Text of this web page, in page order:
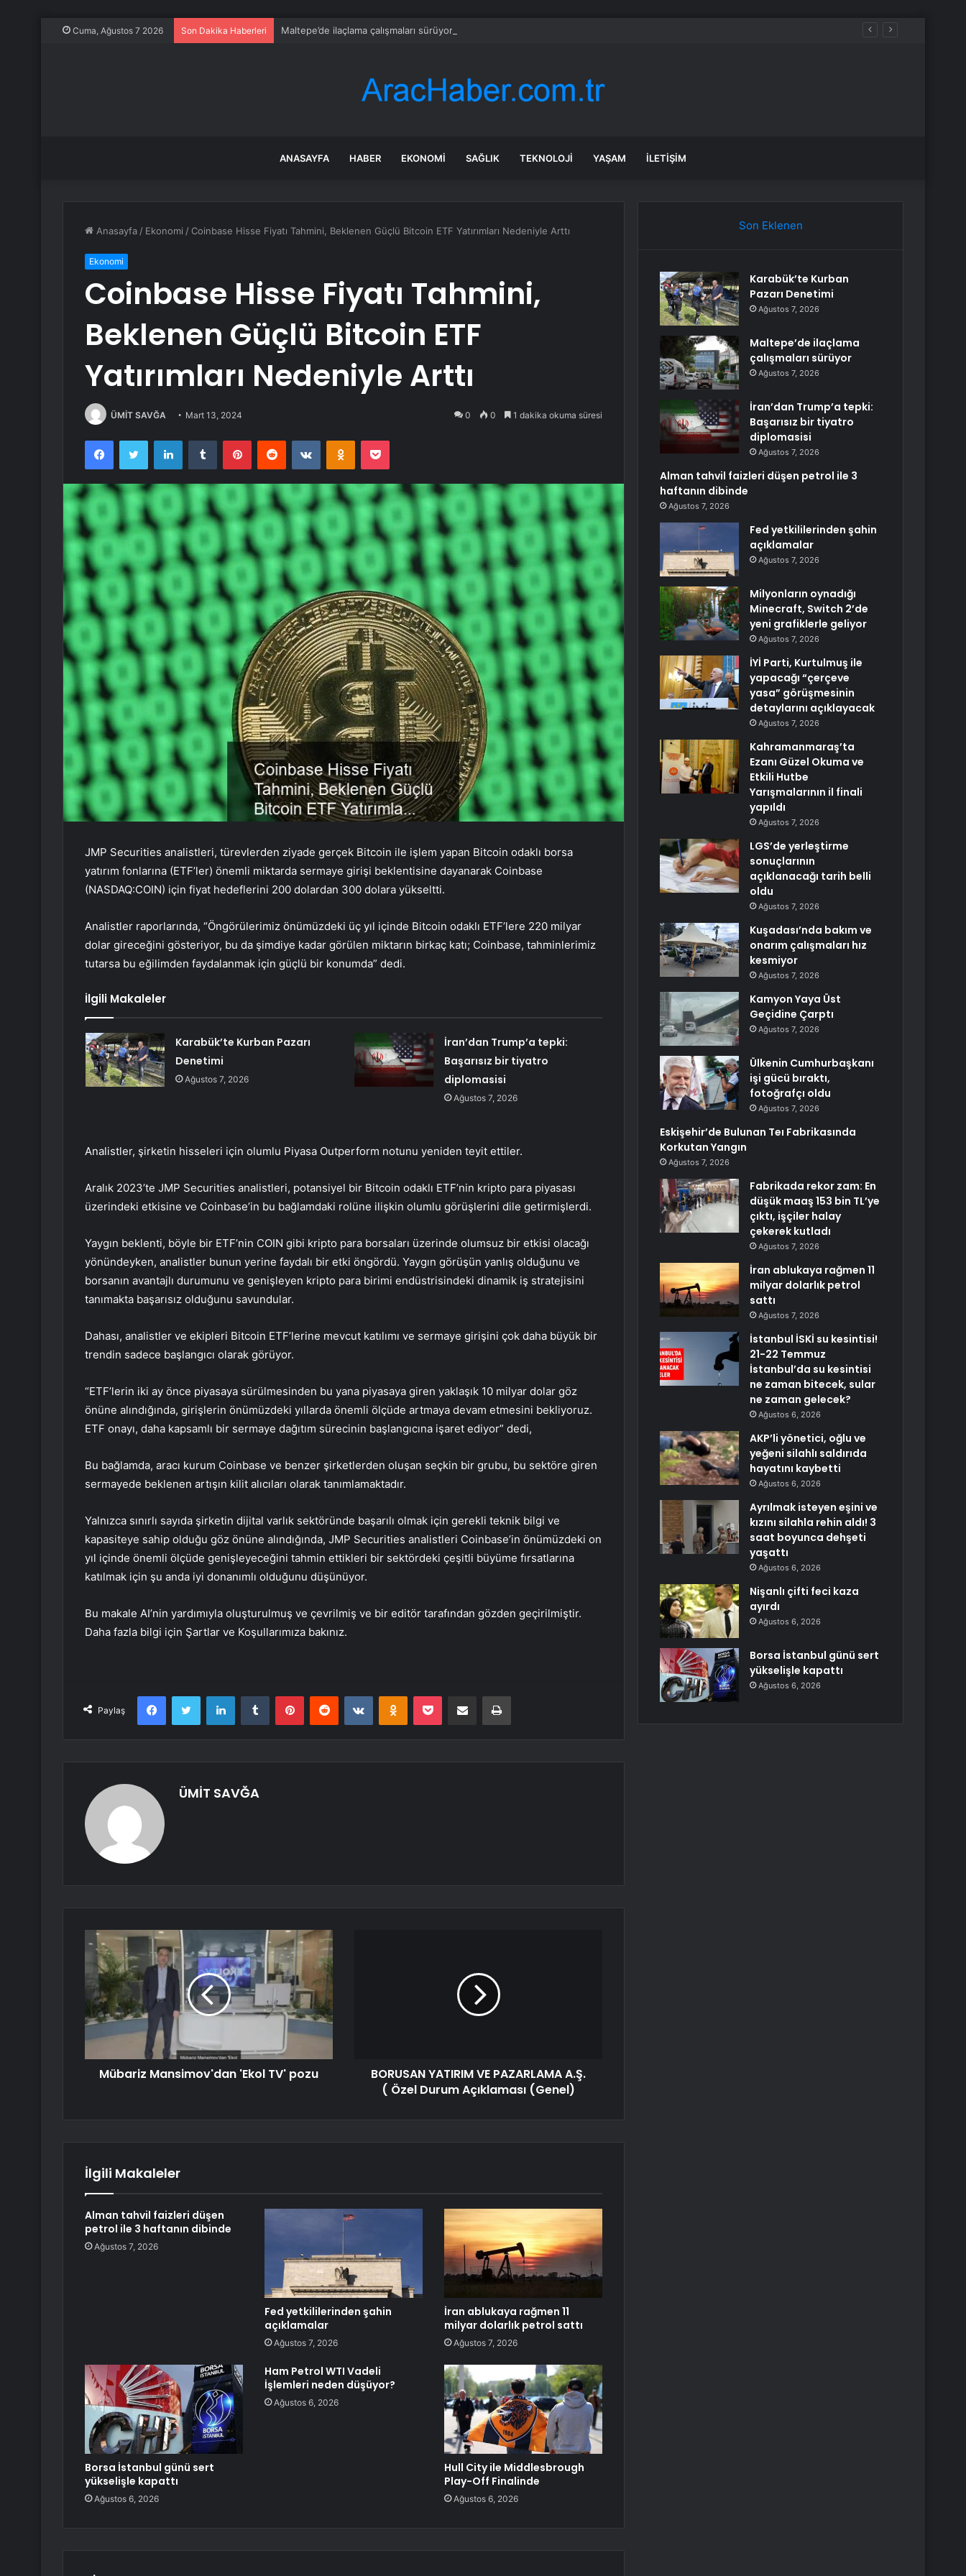
Cuma, Ağustos 7 2026 Son Dakika Haberleri Maltepe’de ilaçlama çalışmaları sürüyor
ANASAYFA HABER EKONOMI SAĞLIK TEKNOLOJI YAŞAM İLETIŞIM
Anasayfa / Ekonomi / Coinbase Hisse Fiyatı Tahmini, Beklenen Güçlü Bitcoin ETF Yatırımları Nedeniyle Arttı
Ekonomi
Coinbase Hisse Fiyatı Tahmini,
Beklenen Güçlü Bitcoin ETF
Yatırımları Nedeniyle Arttı
ÜMİT SAVĞA Mart 13, 2024 0 0 1 dakika okuma süresi
FacebookTwitter LinkedInTumblr PinterestReddit VKontakteOdnoklassniki
Pocket
JMP Securities analistleri, türevlerden ziyade gerçek Bitcoin ile işlem yapan Bitcoin odaklı borsa
yatırım fonlarına (ETF’ler) önemli miktarda sermaye girişi beklentisine dayanarak Coinbase
(NASDAQ:COIN) için fiyat hedeflerini 200 dolardan 300 dolara yükseltti.
Analistler raporlarında, “Öngörülerimiz önümüzdeki üç yıl içinde Bitcoin odaklı ETF’lere 220 milyar
dolar gireceğini gösteriyor, bu da şimdiye kadar görülen miktarın birkaç katı; Coinbase, tahminlerimiz
tutarsa bu eğilimden faydalanmak için güçlü bir konumda” dedi.
İlgili Makaleler
Karabük’te Kurban Pazarı
Denetimi
Ağustos 7, 2026
İran’dan Trump’a tepki:
Başarısız bir tiyatro
diplomasisi
Ağustos 7, 2026
Analistler, şirketin hisseleri için olumlu Piyasa Outperform notunu yeniden teyit ettiler.
Aralık 2023’te JMP Securities analistleri, potansiyel bir Bitcoin odaklı ETF’nin kripto para piyasası
üzerindeki etkisine ve Coinbase’in bu bağlamdaki rolüne ilişkin olumlu görüşlerini dile getirmişlerdi.
Yaygın beklenti, böyle bir ETF’nin COIN gibi kripto para borsaları üzerinde olumsuz bir etkisi olacağı
yönündeyken, analistler bunun yerine faydalı bir etki öngördü. Yaygın görüşün yanlış olduğunu ve
borsanın avantajlı durumunu ve genişleyen kripto para birimi endüstrisindeki dinamik iş stratejisini
tanımakta başarısız olduğunu savundular.
Dahası, analistler ve ekipleri Bitcoin ETF’lerine mevcut katılımı ve sermaye girişini çok daha büyük bir
trendin sadece başlangıcı olarak görüyor.
“ETF’lerin iki ay önce piyasaya sürülmesinden bu yana piyasaya giren yaklaşık 10 milyar dolar göz
önüne alındığında, girişlerin önümüzdeki yıllarda önemli ölçüde artmaya devam etmesini bekliyoruz.
ETF onayı, daha kapsamlı bir sermaye dağıtım sürecinin başlangıcına işaret ediyor” dedi,
Bu bağlamda, aracı kurum Coinbase ve benzer şirketlerden oluşan seçkin bir grubu, bu sektöre giren
sermayede beklenen artışın kilit alıcıları olarak tanımlamaktadır.
Yalnızca sınırlı sayıda şirketin dijital varlık sektöründe başarılı olmak için gerekli teknik bilgi ve
kapasiteye sahip olduğu göz önüne alındığında, JMP Securities analistleri Coinbase’in önümüzdeki on
yıl içinde önemli ölçüde genişleyeceğini tahmin ettikleri bir sektördeki çeşitli büyüme fırsatlarına
katılmak için şu anda iyi donanımlı olduğunu düşünüyor.
Bu makale AI’nin yardımıyla oluşturulmuş ve çevrilmiş ve bir editör tarafından gözden geçirilmiştir.
Daha fazla bilgi için Şartlar ve Koşullarımıza bakınız.
Paylaş
FacebookTwitter LinkedInTumblr PinterestReddit VKontakteOdnoklassniki
Pocket E-Posta ile paylaş Yazdır
ÜMİT SAVĞA
Mübariz Mansimov'dan 'Ekol TV' pozu
BORUSAN YATIRIM VE PAZARLAMA A.Ş.
( Özel Durum Açıklaması (Genel)
İlgili Makaleler
Alman tahvil faizleri düşen
petrol ile 3 haftanın dibinde
Ağustos 7, 2026
Fed yetkililerinden şahin
açıklamalar
Ağustos 7, 2026
İran ablukaya rağmen 11
milyar dolarlık petrol sattı
Ağustos 7, 2026
Borsa İstanbul günü sert
yükselişle kapattı
Ağustos 6, 2026
Ham Petrol WTI Vadeli
İşlemleri neden düşüyor?
Ağustos 6, 2026
Hull City ile Middlesbrough
Play-Off Finalinde
Ağustos 6, 2026
Son Eklenen
Karabük’te Kurban
Pazarı Denetimi
Ağustos 7, 2026
Maltepe’de ilaçlama
çalışmaları sürüyor
Ağustos 7, 2026
İran’dan Trump’a tepki:
Başarısız bir tiyatro
diplomasisi
Ağustos 7, 2026
Alman tahvil faizleri düşen petrol ile 3
haftanın dibinde
Ağustos 7, 2026
Fed yetkililerinden şahin
açıklamalar
Ağustos 7, 2026
Milyonların oynadığı
Minecraft, Switch 2’de
yeni grafiklerle geliyor
Ağustos 7, 2026
İYİ Parti, Kurtulmuş ile
yapacağı “çerçeve
yasa” görüşmesinin
detaylarını açıklayacak
Ağustos 7, 2026
Kahramanmaraş’ta
Ezanı Güzel Okuma ve
Etkili Hutbe
Yarışmalarının il finali
yapıldı
Ağustos 7, 2026
LGS’de yerleştirme
sonuçlarının
açıklanacağı tarih belli
oldu
Ağustos 7, 2026
Kuşadası’nda bakım ve
onarım çalışmaları hız
kesmiyor
Ağustos 7, 2026
Kamyon Yaya Üst
Geçidine Çarptı
Ağustos 7, 2026
Ülkenin Cumhurbaşkanı
işi gücü bıraktı,
fotoğrafçı oldu
Ağustos 7, 2026
Eskişehir’de Bulunan Teı Fabrikasında
Korkutan Yangın
Ağustos 7, 2026
Fabrikada rekor zam: En
düşük maaş 153 bin TL’ye
çıktı, işçiler halay
çekerek kutladı
Ağustos 7, 2026
İran ablukaya rağmen 11
milyar dolarlık petrol
sattı
Ağustos 7, 2026
İstanbul İSKİ su kesintisi!
21-22 Temmuz
İstanbul’da su kesintisi
ne zaman bitecek, sular
ne zaman gelecek?
Ağustos 6, 2026
AKP’li yönetici, oğlu ve
yeğeni silahlı saldırıda
hayatını kaybetti
Ağustos 6, 2026
Ayrılmak isteyen eşini ve
kızını silahla rehin aldı! 3
saat boyunca dehşeti
yaşattı
Ağustos 6, 2026
Nişanlı çifti feci kaza
ayırdı
Ağustos 6, 2026
Borsa İstanbul günü sert
yükselişle kapattı
Ağustos 6, 2026